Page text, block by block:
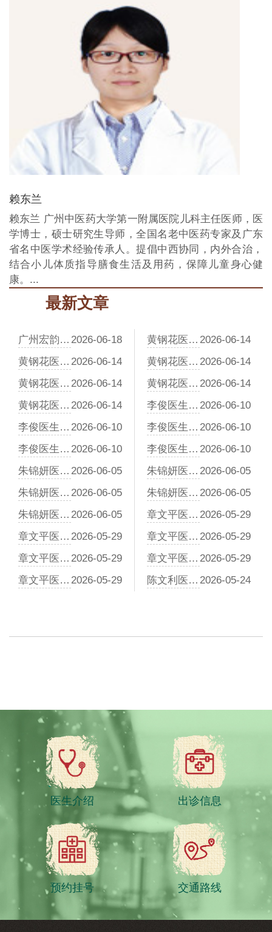
赖东兰
赖东兰 广州中医药大学第一附属医院儿科主任医师，医
学博士，硕士研究生导师，全国名老中医药专家及广东
省名中医学术经验传承人。提倡中西协同，内外合治，
结合小儿体质指导膳食生活及用药，保障儿童身心健
康。...
最新文章
广州宏韵中医门诊地址 2026-06-18 黄钢花医生解析特禀体质与食物过敏：中医如何从异禀入手调体质 2026-06-14
黄钢花医生解析食物过敏的中医体质辨识方法 2026-06-14 黄钢花医生谈特禀体质的食物过敏食疗：补肾健脾，增强体质防线 2026-06-14
黄钢花医生解析食物过敏的中医病因：特禀体质与内外因交织 2026-06-14 黄钢花医生谈食物过敏的中医调理：从脾胃入手，改善内在环境 2026-06-14
黄钢花医生谈特禀体质与食物过敏：中医如何从根源减少复发 2026-06-14 李俊医生：中医视角下的性早熟，不是“清火”这么简单 2026-06-10
李俊医生：从“脾虚湿困”到“阴虚火旺”，体质如何改写发育轨迹 2026-06-10 李俊医生：家有“小大人”？青少年性早熟的中医居家养护指南 2026-06-10
李俊医生：面对青少年性早熟，中医给出的“运动处方”与“食疗禁忌” 2026-06-10 李俊医生：性早熟不是一种病，而是三种“体质偏颇” 2026-06-10
朱锦妍医生：抽动症中医调理周期详解，为何不能“见好就收”？ 2026-06-05 朱锦妍医生：透过抽动表象，解析风、痰、虚背后的病机密码 2026-06-05
朱锦妍医生：孩子频繁清嗓子、眨眼？中医分型调理与食疗方案 2026-06-05 朱锦妍医生：从“风痰作祟”看中医治疗抽动症的平衡之道 2026-06-05
朱锦妍医生：从脏腑失衡看抽动症，中医如何分型调理？ 2026-06-05 章文平医生：放任不管隐患多，中医解析多动症对儿童成长的深远困扰 2026-05-29
章文平医生：别拿“长大就好了”赌孩子一生，中医谈多动症的自愈真相 2026-05-29 章文平医生：先天禀赋不足，是多动症的“先天伏笔” 2026-05-29
章文平医生：生理病理有区别，为什么多数多动症难以随年龄自愈 2026-05-29 章文平医生：饮食情志失调，是多动症的“后天推手” 2026-05-29
章文平医生：从脏腑失调到人格缺陷，忽视多动症治疗的连锁反应 2026-05-29 陈文利医生：脾虚湿盛是根源，揭秘小儿泄泻的生理机制 2026-05-24
医生介绍 出诊信息
预约挂号 交通路线